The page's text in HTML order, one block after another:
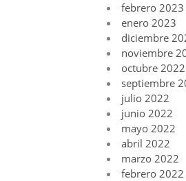
febrero 2023
enero 2023
diciembre
noviembre
octubre 2022
septiembre
julio 2022
junio 2022
mayo 2022
abril 2022
marzo 2022
febrero 2022